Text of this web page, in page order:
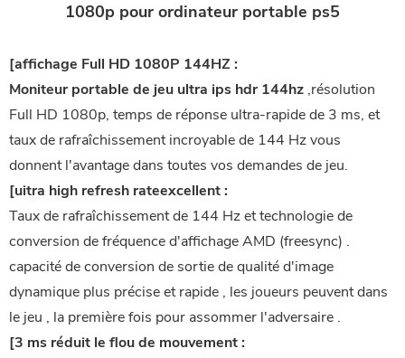
1080p pour ordinateur portable ps5
[affichage Full HD 1080P 144HZ :
Moniteur portable de jeu ultra ips hdr 144hz ,résolution
Full HD 1080p, temps de réponse ultra-rapide de 3 ms, et
taux de rafraîchissement incroyable de 144 Hz vous
donnent l'avantage dans toutes vos demandes de jeu.
[uitra high refresh rateexcellent :
Taux de rafraîchissement de 144 Hz et technologie de
conversion de fréquence d'affichage AMD (freesync) .
capacité de conversion de sortie de qualité d'image
dynamique plus précise et rapide , les joueurs peuvent dans
le jeu , la première fois pour assommer l'adversaire .
[3 ms réduit le flou de mouvement :